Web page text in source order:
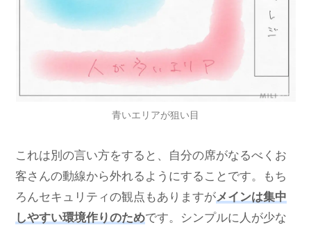
青いエリアが狙い目
これは別の言い方をすると、自分の席がなるべくお
客さんの動線から外れるようにすることです。もち
ろんセキュリティの観点もありますがメインは集中
しやすい環境作りのためです。シンプルに人が少な